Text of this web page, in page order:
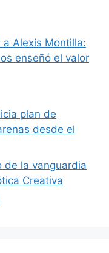
Alexis Montilla:
enseñó el valor
plan de
desde el
de la vanguardia
Creativa